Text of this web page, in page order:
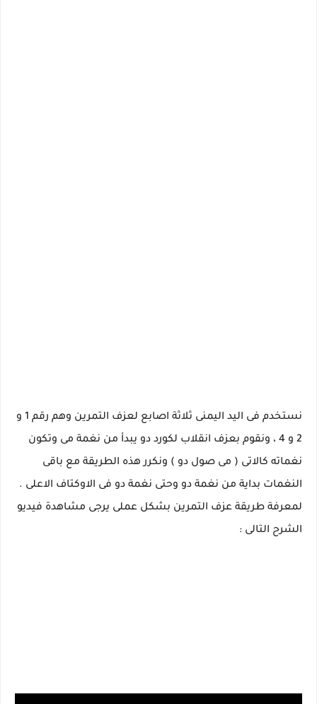
نستخدم فى اليد اليمنى ثلاثة اصابع لعزف التمرين وهم رقم 1 و
2 و 4 ، ونقوم بعزف انقلاب لكورد دو يبدأ من نغمة مى وتكون
نغماته كالاتى ( مى صول دو ) ونكرر هذه الطريقة مع باقى
النغمات بداية من نغمة دو وحتى نغمة دو فى الاوكتاف الاعلى .
لمعرفة طريقة عزف التمرين بشكل عملى يرجى مشاهدة فيديو
الشرح التالى :